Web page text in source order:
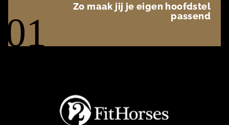
01
Zo maak jij je eigen hoofdstel
passend